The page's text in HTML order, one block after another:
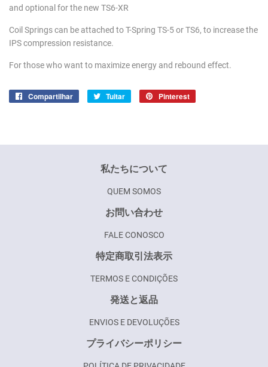
and optional for the new TS6-XR
Coil Springs can be attached to T-Spring TS-5 or TS6, to increase the
IPS compression resistance.
For those who want to maximize energy and rebound effect.
Compartilhar
Compartilhar
Tuitar Tuitar Pinterest
私たちについて
QUEM SOMOS
お問い合わせ
FALE CONOSCO
特定商取引法表示
TERMOS E CONDIÇÕES
発送と返品
ENVIOS E DEVOLUÇÕES
プライバシーポリシー